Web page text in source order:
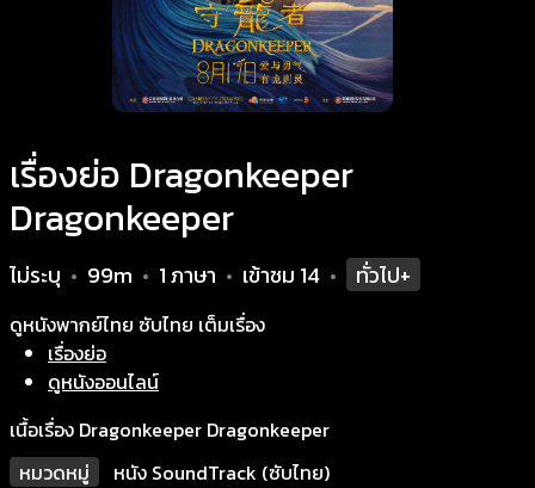
เรื่องย่อ Dragonkeeper
Dragonkeeper
ไม่ระบุ • 99m • 1 ภาษา • เข้าชม 14 • ทั่วไป+
ดูหนังพากย์ไทย ซับไทย เต็มเรื่อง
เรื่องย่อ
ดูหนังออนไลน์
เนื้อเรื่อง Dragonkeeper Dragonkeeper
หมวดหมู่
หนัง SoundTrack (ซับไทย)